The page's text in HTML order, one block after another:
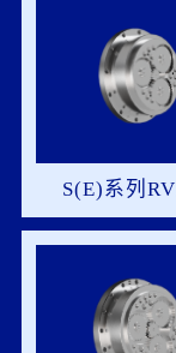
S(E)系列
机-110S-